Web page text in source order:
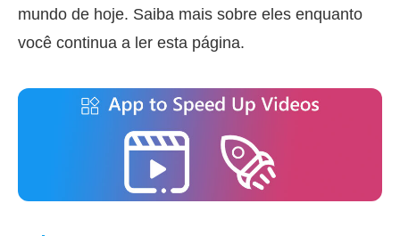
mundo de hoje. Saiba mais sobre eles enquanto
você continua a ler esta página.